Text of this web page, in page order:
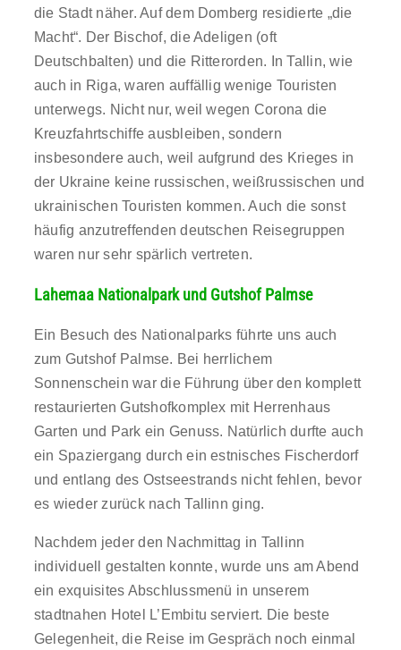
die Stadt näher. Auf dem Domberg residierte „die
Macht“. Der Bischof, die Adeligen (oft
Deutschbalten) und die Ritterorden. In Tallin, wie
auch in Riga, waren auffällig wenige Touristen
unterwegs. Nicht nur, weil wegen Corona die
Kreuzfahrtschiffe ausbleiben, sondern
insbesondere auch, weil aufgrund des Krieges in
der Ukraine keine russischen, weißrussischen und
ukrainischen Touristen kommen. Auch die sonst
häufig anzutreffenden deutschen Reisegruppen
waren nur sehr spärlich vertreten.
Lahemaa Nationalpark und Gutshof Palmse
Ein Besuch des Nationalparks führte uns auch
zum Gutshof Palmse. Bei herrlichem
Sonnenschein war die Führung über den komplett
restaurierten Gutshofkomplex mit Herrenhaus
Garten und Park ein Genuss. Natürlich durfte auch
ein Spaziergang durch ein estnisches Fischerdorf
und entlang des Ostseestrands nicht fehlen, bevor
es wieder zurück nach Tallinn ging.
Nachdem jeder den Nachmittag in Tallinn
individuell gestalten konnte, wurde uns am Abend
ein exquisites Abschlussmenü in unserem
stadtnahen Hotel L’Embitu serviert. Die beste
Gelegenheit, die Reise im Gespräch noch einmal